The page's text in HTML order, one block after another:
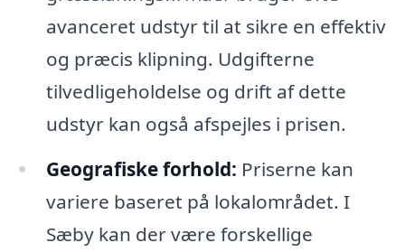
avanceret udstyr til at sikre en effektiv
og præcis klipning. Udgifterne
tilvedligeholdelse og drift af dette
udstyr kan også afspejles i prisen.
Geografiske forhold: Priserne kan
variere baseret på lokalområdet. I
Sæby kan der være forskellige